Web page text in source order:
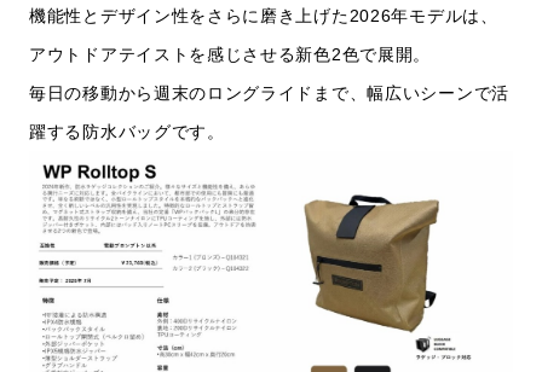
機能性とデザイン性をさらに磨き上げた2026年モデルは、
アウトドアテイストを感じさせる新色2色で展開。
毎日の移動から週末のロングライドまで、幅広いシーンで活
躍する防水バッグです。